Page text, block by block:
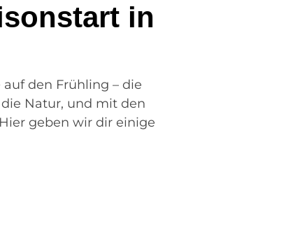
in
den Frühling – die
Natur, und mit den
geben wir dir einige